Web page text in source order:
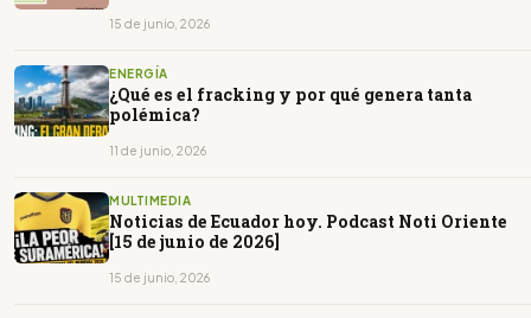
15 de junio, 2026
ENERGÍA
¿Qué es el fracking y por qué genera tanta
polémica?
11 de junio, 2026
MULTIMEDIA
Noticias de Ecuador hoy. Podcast Noti Oriente
[15 de junio de 2026]
15 de junio, 2026